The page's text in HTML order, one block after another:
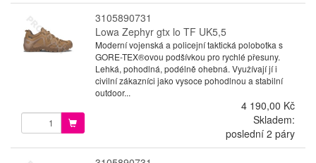
3105890731
Lowa Zephyr gtx lo TF UK5,5
Moderní vojenská a policejní taktická polobotka s
GORE-TEX®ovou podšívkou pro rychlé přesuny.
Lehká, pohodlná, podélně ohebná. Využívají jí i
civilní zákazníci jako vysoce pohodlnou a stabilní
outdoor...
4 190,00 Kč
Skladem:
poslední 2 páry